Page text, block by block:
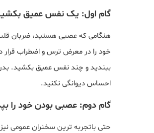
گام اول: یک نفس عمیق
هنگامی که عصبی هستید، ضربان قلب
خود را در معرض ترس و اضطراب قرار
ببندید و چند نفس عمیق بکشید. بدن
احساس دیوانگی نکنید.
گام دوم: عصبی بودن خود را
حتی باتجربه ترین سخنران عمومی